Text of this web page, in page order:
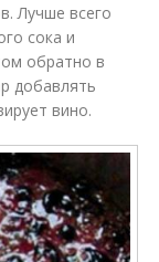
Лучше всего
сока и
обратно в
добавлять
вино.